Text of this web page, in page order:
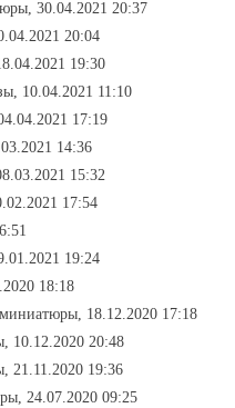
30.04.2021 20:37
20:04
19:30
10.04.2021 11:10
17:19
14:36
15:32
17:54
19:24
18:18
18.12.2020 17:18
10.12.2020 20:48
21.11.2020 19:36
24.07.2020 09:25